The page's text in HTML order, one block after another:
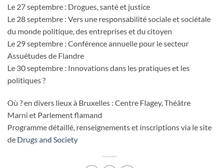
Le 27 septembre : Drogues, santé et justice
Le 28 septembre : Vers une responsabilité sociale et sociétale
du monde politique, des entreprises et du citoyen
Le 29 septembre : Conférence annuelle pour le secteur
Assuétudes de Flandre
Le 30 septembre : Innovations dans les pratiques et les
politiques ?
Où ? en divers lieux à Bruxelles : Centre Flagey, Théâtre
Marni et Parlement flamand
Programme détaillé, renseignements et inscriptions via le site
de Drugs and Society